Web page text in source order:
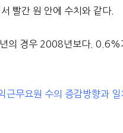
빨간 원 안에 수치와 같다.
의 경우 2008년보다. 0.6%
무요원 수의 증감방향과 일